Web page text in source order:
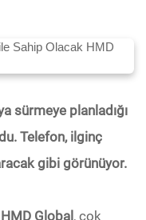
sürmeye planladığı
Telefon, ilginç
gibi görünüyor.
HMD Global , çok